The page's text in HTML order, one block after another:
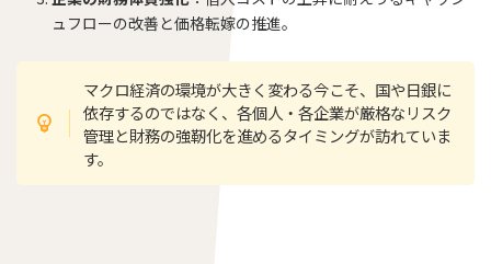
ュフローの改善と価格転嫁の推進。
マクロ経済の環境が大きく変わる今こそ、国や日銀に
依存するのではなく、各個人・各企業が厳格なリスク
管理と財務の強靭化を進めるタイミングが訪れていま
す。